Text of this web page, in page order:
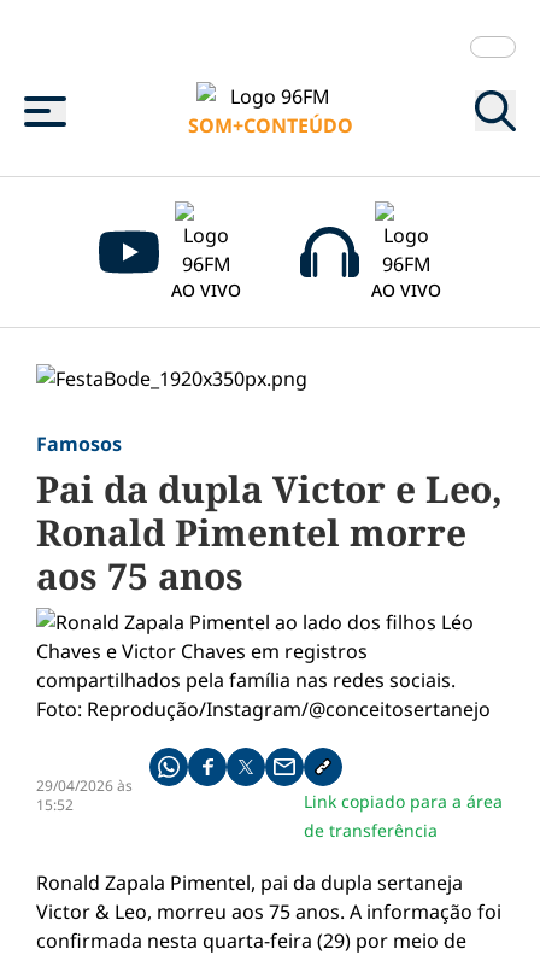
Menu
SOM+CONTEÚDO
AO VIVO AO VIVO
Famosos
Pai da dupla Victor e Leo,
Ronald Pimentel morre
aos 75 anos
29/04/2026 às
15:52
Compartilhe pelo whatsapp
Compartilhar no facebook
Compartilhar no twitter
Compartilhe pelo email
Copiar link da notícia
Link copiado para a área
de transferência
Ronald Zapala Pimentel, pai da dupla sertaneja
Victor & Leo, morreu aos 75 anos. A informação foi
confirmada nesta quarta-feira (29) por meio de